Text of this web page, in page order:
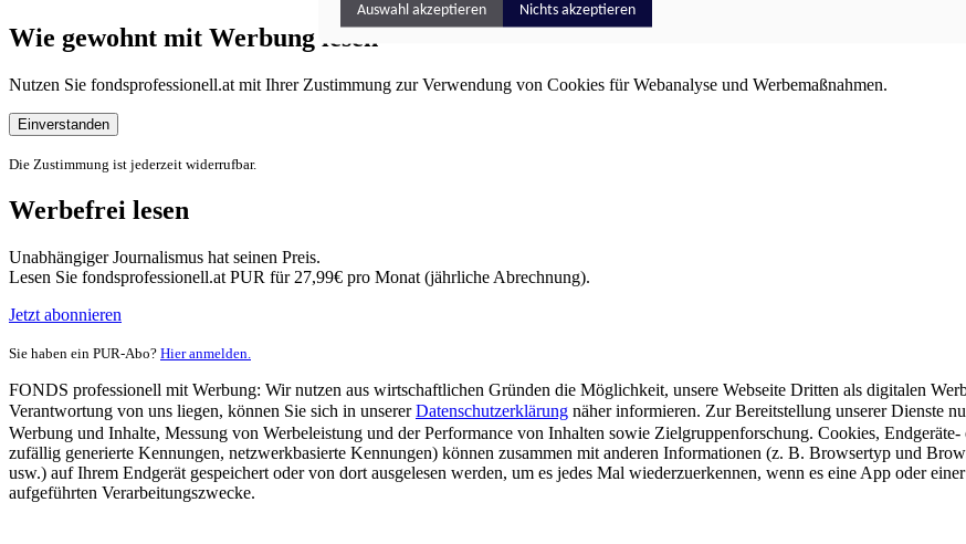
Wie gewohnt mit Werbung lesen
Nutzen Sie fondsprofessionell.at mit Ihrer Zustimmung zur Verwendung von Cookies für Webanalyse und Werbemaßnahmen.
Einverstanden
Die Zustimmung ist jederzeit widerrufbar.
Werbefrei lesen
Unabhängiger Journalismus hat seinen Preis.
Lesen Sie fondsprofessionell.at PUR für 27,99€ pro Monat (jährliche Abrechnung).
Jetzt abonnieren
Sie haben ein PUR-Abo? Hier anmelden.
FONDS professionell mit Werbung: Wir nutzen aus wirtschaftlichen Gründen die Möglichkeit, unsere Webseite Dritten als digitalen
Verantwortung von uns liegen, können Sie sich in unsererDatenschutzerklärung näher informieren. Zur Bereitstellung unserer Dienste
Werbung und Inhalte, Messung von Werbeleistung und der Performance von Inhalten sowie Zielgruppenforschung. Cookies,
zufällig generierte Kennungen, netzwerkbasierte Kennungen) können zusammen mit anderen Informationen (z. B. Browsertyp und
usw.) auf Ihrem Endgerät gespeichert oder von dort ausgelesen werden, um es jedes Mal wiederzuerkennen, wenn es eine App oder
aufgeführten Verarbeitungszwecke.
Auswahl akzeptieren Nichts akzeptieren